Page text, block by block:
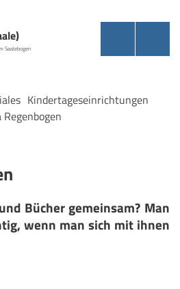
Saalebogen
Kindertageseinrichtungen
Regenbogen
Bücher gemeinsam? Man
wenn man sich mit ihnen